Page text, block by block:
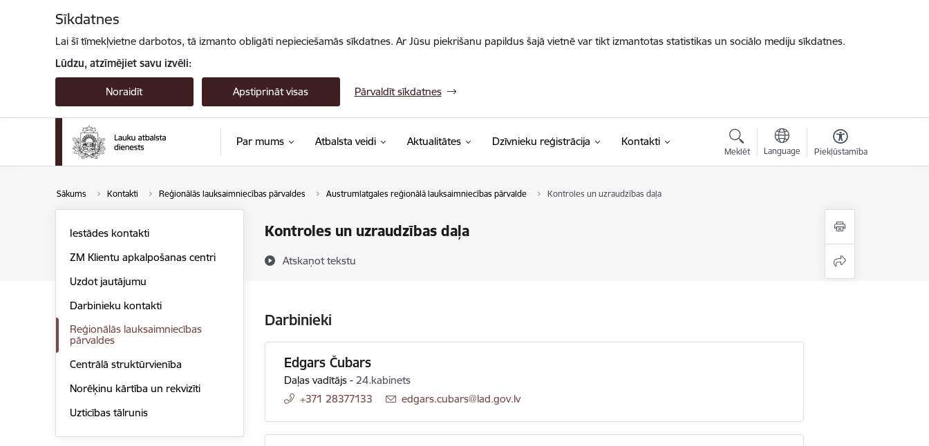
Sīkdatnes
Lai šī tīmekļvietne darbotos, tā izmanto obligāti nepieciešamās sīkdatnes. Ar Jūsu piekrišanu papildus šajā vietnē var tikt izmantotas statistikas un sociālo mediju sīkdatnes.
Lūdzu, atzīmējiet savu izvēli:
Noraidīt Apstiprināt visas Pārvaldīt sīkdatnes
Par mums Atbalsta veidi Aktualitātes Dzīvnieku reģistrācija Kontakti
Meklēt Language Piekļūstamība
Sākums Kontakti Reģionālās lauksaimniecības pārvaldes Austrumlatgales reģionālā lauksaimniecības pārvalde Kontroles un uzraudzības daļa
Kontroles un uzraudzības daļa
Atskaņot tekstu
Iestādes kontakti
ZM Klientu apkalpošanas centri
Uzdot jautājumu
Darbinieku kontakti
Reģionālās lauksaimniecības
pārvaldes
Centrālā struktūrvienība
Norēķinu kārtība un rekvizīti
Uzticības tālrunis
Darbinieki
Edgars Čubars
Daļas vadītājs - 24.kabinets
+371 28377133
E-pasts:
edgars.cubars@lad.gov.lv